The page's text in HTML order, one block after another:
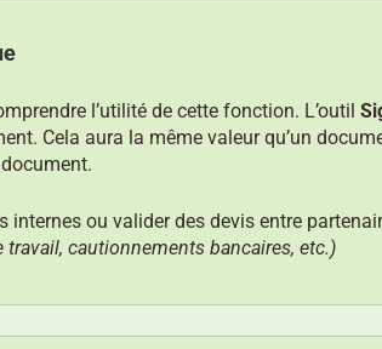
l’utilité de cette fonction. L’outil
Cela aura la même valeur qu’un
.
ou valider des devis entre
travail, cautionnements bancaires, etc.)